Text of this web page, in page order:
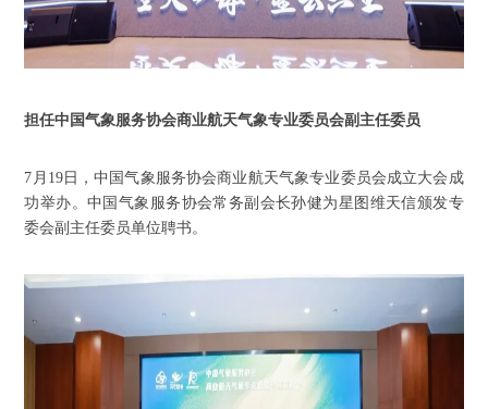
担任中国气象服务协会商业航天气象专业委员会副主任委员
7月19日，中国气象服务协会商业航天气象专业委员会成立大会成
功举办。中国气象服务协会常务副会长孙健为星图维天信颁发专
委会副主任委员单位聘书。